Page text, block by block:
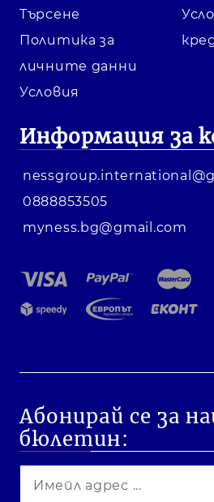
Търсене
Политика за
личните данни
Условия
Информация за
0888853505
myness.bg@gmail.com
Абонирай се за
бюлетин: